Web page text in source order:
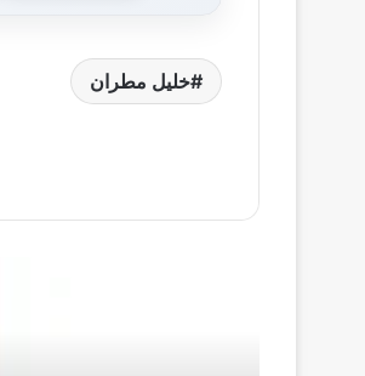
خليل مطران